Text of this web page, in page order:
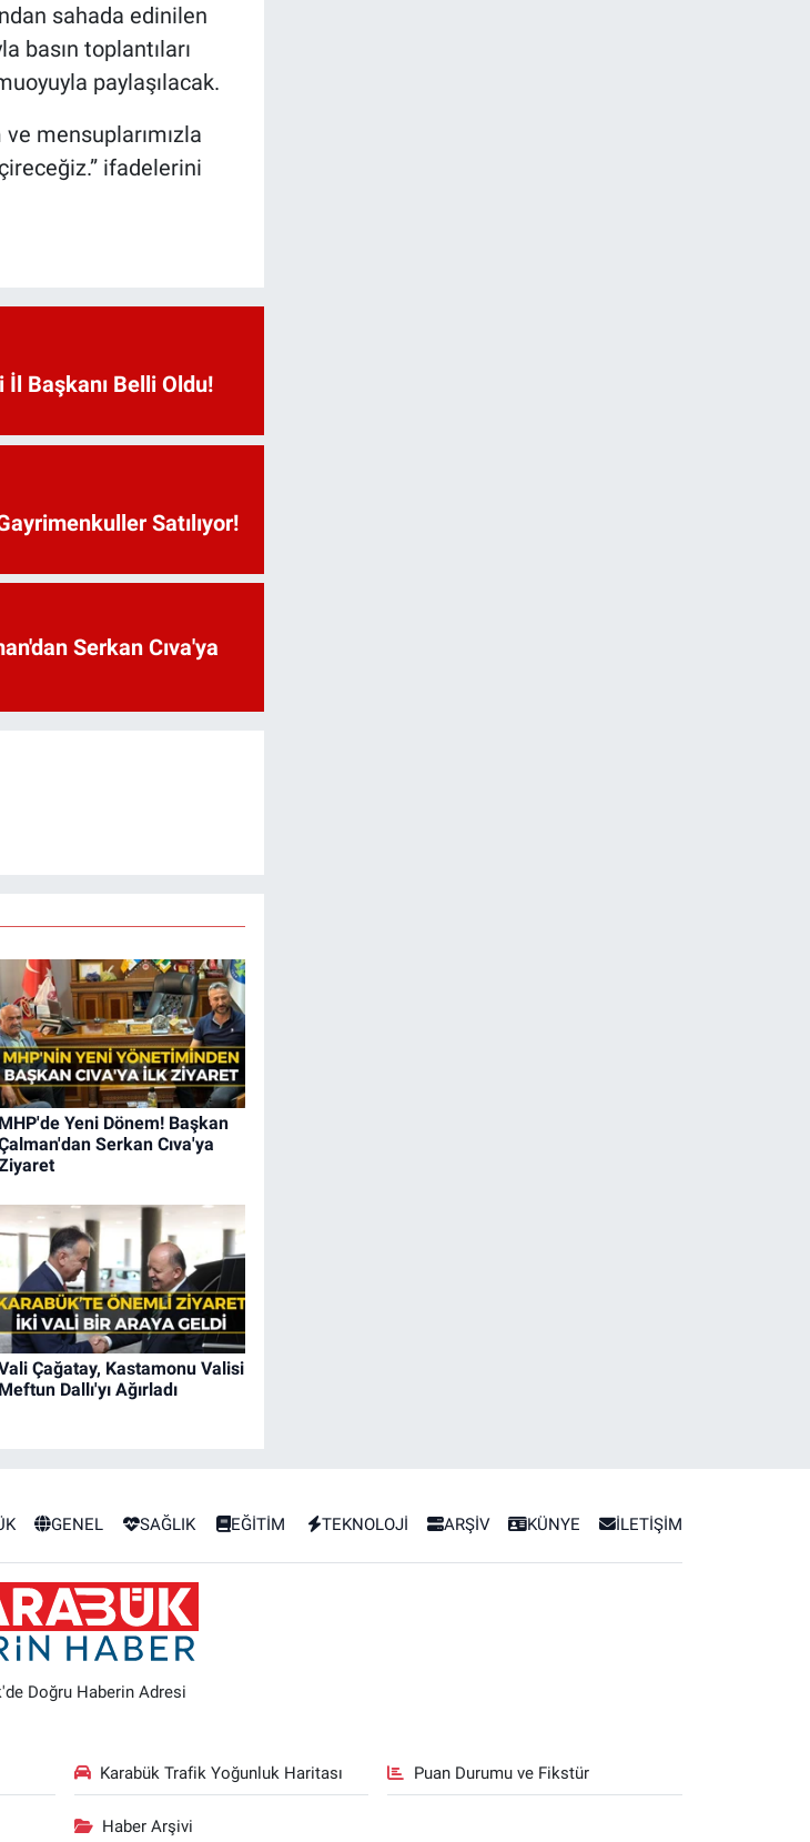
sahada edinilen
basın toplantıları
paylaşılacak.
mensuplarımızla
ifadelerini
Başkanı Belli Oldu!
Satılıyor!
Serkan Cıva'ya
MHP'de Yeni Dönem! Başkan
Serkan Cıva'ya
Çağatay, Kastamonu Valisi
Meftun Dallı'yı Ağırladı
GENEL SAĞLIK EĞİTİM TEKNOLOJİ ARŞİV KÜNYE İLETİŞİM
Doğru Haberin Adresi
Karabük Trafik Yoğunluk Haritası Puan Durumu ve Fikstür
Haber Arşivi